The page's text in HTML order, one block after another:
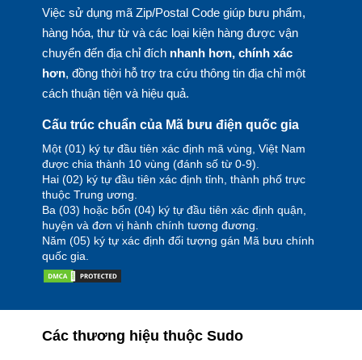
Việc sử dụng mã Zip/Postal Code giúp bưu phẩm,
hàng hóa, thư từ và các loại kiện hàng được vận
chuyển đến địa chỉ đích nhanh hơn, chính xác
hơn, đồng thời hỗ trợ tra cứu thông tin địa chỉ một
cách thuận tiện và hiệu quả.
Cấu trúc chuẩn của Mã bưu điện quốc gia
Một (01) ký tự đầu tiên xác định mã vùng, Việt Nam
được chia thành 10 vùng (đánh số từ 0-9).
Hai (02) ký tự đầu tiên xác định tỉnh, thành phố trực
thuộc Trung ương.
Ba (03) hoặc bốn (04) ký tự đầu tiên xác định quận,
huyện và đơn vị hành chính tương đương.
Năm (05) ký tự xác định đối tượng gán Mã bưu chính
quốc gia.
Các thương hiệu thuộc Sudo